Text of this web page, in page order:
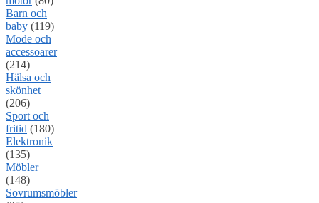
Barn och
baby (119)
Mode och
accessoarer
(214)
Hälsa och
skönhet
(206)
Sport och
fritid (180)
Elektronik
(135)
Möbler
(148)
Sovrumsmöbler